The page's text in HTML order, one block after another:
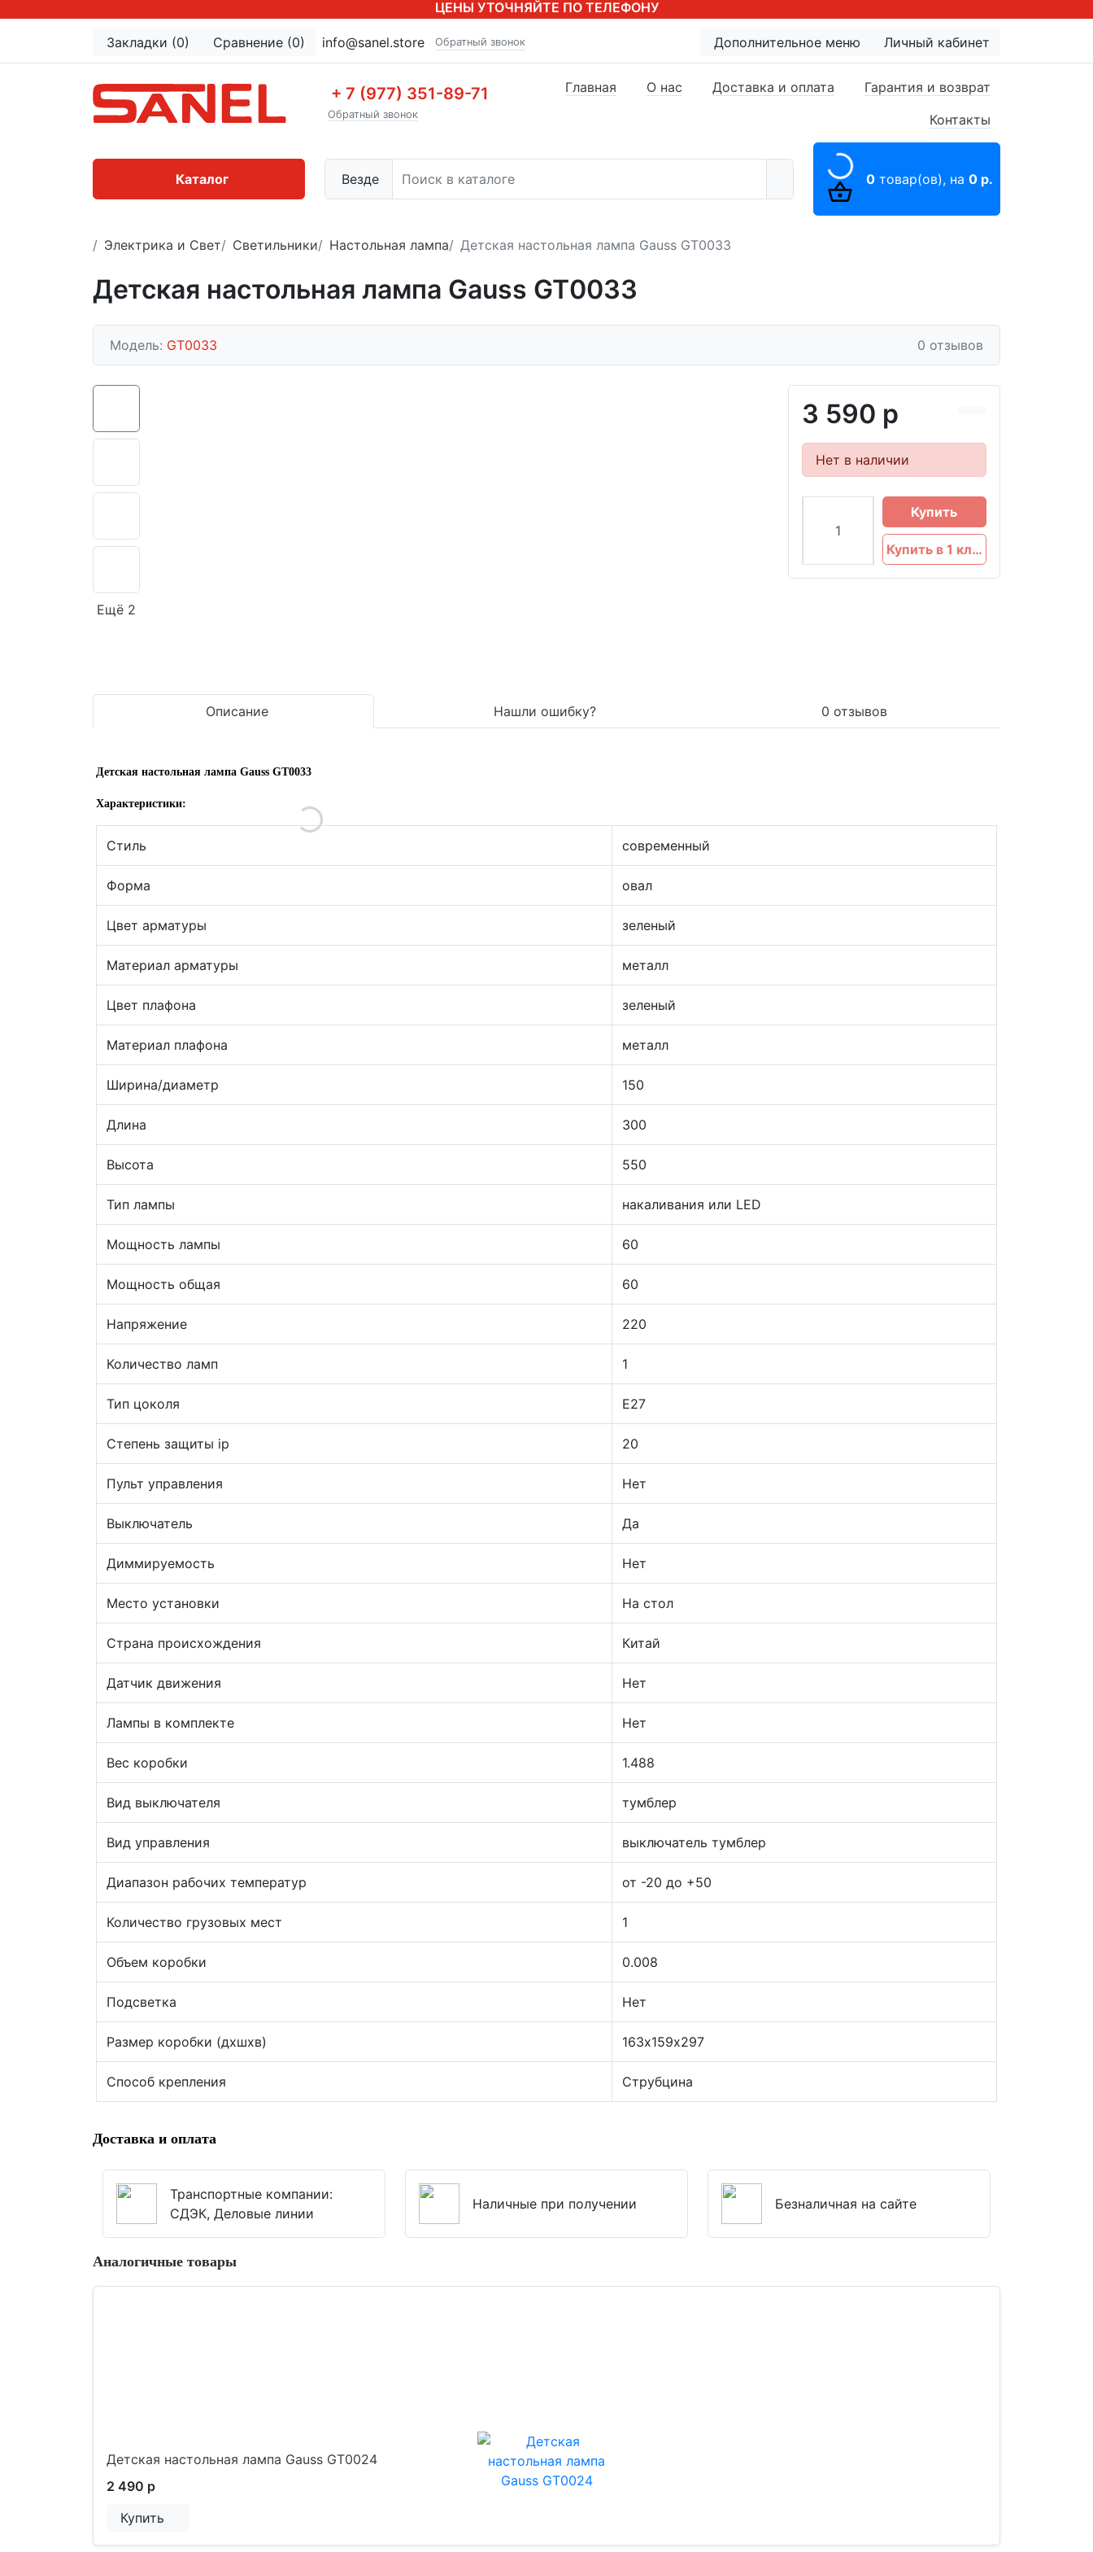
ЦЕНЫ УТОЧНЯЙТЕ ПО ТЕЛЕФОНУ
Закладки (0) Сравнение (0) info@sanel.store Обратный звонок Дополнительное меню Личный кабинет
+ 7 (977) 351-89-71
Обратный звонок
Везде
Главная О нас Доставка и оплата
Гарантия и возврат
Контакты
0 товар(ов), на 0 р.
Каталог
Электрика и Свет Светильники Настольная лампа Детская настольная лампа Gauss GT0033
Детская настольная лампа Gauss GT0033
Модель: GT0033 0 отзывов
Ещё 2
3 590 р
Нет в наличии
Купить
Купить в 1 клик
Описание Нашли ошибку? 0 отзывов
Детская настольная лампа Gauss GT0033
Характеристики:
Стиль современный
Форма овал
Цвет арматуры зеленый
Материал арматуры металл
Цвет плафона зеленый
Материал плафона металл
Ширина/диаметр 150
Длина 300
Высота 550
Тип лампы накаливания или LED
Мощность лампы 60
Мощность общая 60
Напряжение 220
Количество ламп 1
Тип цоколя E27
Степень защиты ip 20
Пульт управления Нет
Выключатель Да
Диммируемость Нет
Место установки На стол
Страна происхождения Китай
Датчик движения Нет
Лампы в комплекте Нет
Вес коробки 1.488
Вид выключателя тумблер
Вид управления выключатель тумблер
Диапазон рабочих температур от -20 до +50
Количество грузовых мест 1
Объем коробки 0.008
Подсветка Нет
Размер коробки (дхшхв) 163х159х297
Способ крепления Струбцина
Доставка и оплата
Транспортные компании:
СДЭК, Деловые линии
Наличные при получении Безналичная на сайте
Аналогичные товары
Детская настольная лампа Gauss GT0024
2 490 р
Купить